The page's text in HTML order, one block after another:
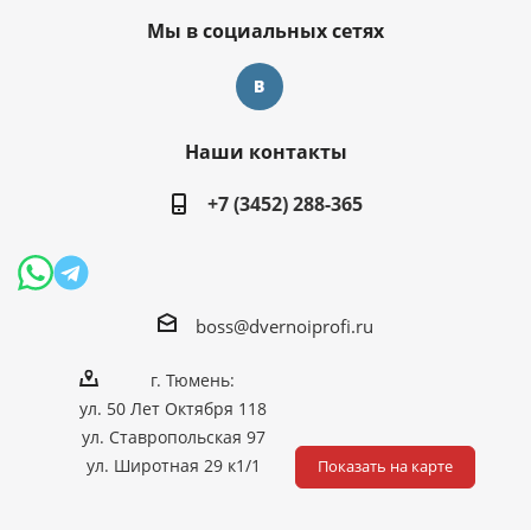
Мы в социальных сетях
Наши контакты
+7 (3452) 288-365
boss@dvernoiprofi.ru
г. Тюмень:
ул. 50 Лет Октября 118
ул. Ставропольская 97
ул. Широтная 29 к1/1
Показать на карте